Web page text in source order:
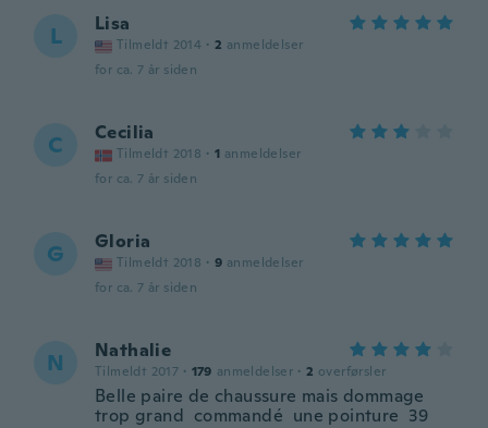
L Lisa
Tilmeldt 2014 · 2 anmeldelser
for ca. 7 år siden
C Cecilia
Tilmeldt 2018 · 1 anmeldelser
for ca. 7 år siden
G Gloria
Tilmeldt 2018 · 9 anmeldelser
for ca. 7 år siden
N Nathalie
Tilmeldt 2017 · 179 anmeldelser · 2 overførsler
Belle paire de chaussure mais dommage
trop grand commandé une pointure 39